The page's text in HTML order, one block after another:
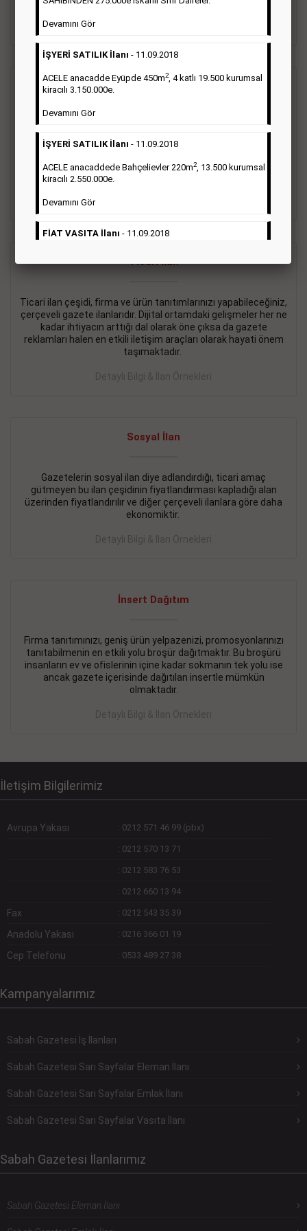
Detaylı Bilgi & İlan Örnekleri
Vasıta İlanı
Sarı sayfa ilanlar alım- satım, duyuru, mini reklam şeklinde
ifade edilebilen ilanlardır. Gazetelerin tirajını önemli ölçüde
etkilerler ve gazete gelirlerinin de önemli bir bölümünü
oluştururlar.Sabah sarı sayfa eleman ilanlarında 6 kelime
sayısı şartı aranmamaktadır.
Detaylı Bilgi & İlan Örnekleri
Ticari İlan
Ticari ilan çeşidi, firma ve ürün tanıtımlarınızı yapabileceğiniz,
çerçeveli gazete ilanlarıdır. Dijital ortamdaki gelişmeler her ne
kadar ihtiyacın arttığı dal olarak öne çıksa da gazete
reklamları halen en etkili iletişim araçları olarak hayati önem
taşımaktadır.
Detaylı Bilgi & İlan Örnekleri
Sosyal İlan
Gazetelerin sosyal ilan diye adlandırdığı, ticari amaç
gütmeyen bu ilan çeşidinin fiyatlandırması kapladığı alan
üzerinden fiyatlandırılır ve diğer çerçeveli ilanlara göre daha
ekonomiktir.
Detaylı Bilgi & İlan Örnekleri
İnsert Dağıtım
Firma tanıtımınızı, geniş ürün yelpazenizi, promosyonlarınızı
tanıtabilmenin en etkili yolu broşür dağıtmaktır. Bu broşürü
insanların ev ve ofislerinin içine kadar sokmanın tek yolu ise
ancak gazete içerisinde dağıtılan insertle mümkün
olmaktadır.
Detaylı Bilgi & İlan Örnekleri
İletişim Bilgilerimiz
Avrupa Yakası : 0212 571 46 99 (pbx)
: 0212 570 13 71
: 0212 583 76 53
: 0212 660 13 94
Fax : 0212 543 35 39
Anadolu Yakası : 0216 366 01 19
Cep Telefonu : 0533 489 27 38
Kampanyalarımız
Sabah Gazetesi İş İlanları
Sabah Gazetesi Sarı Sayfalar Eleman İlanı
Sabah Gazetesi Sarı Sayfalar Emlak İlanı
Sabah Gazetesi Sarı Sayfalar Vasıta İlanı
Sabah Gazetesi İlanlarımız
Sabah Gazetesi Eleman İlanı
Devamını Gör
İŞYERİ SATILIK İlanı - 11.09.2018
ACELE anacadde Eyüpde 450m2, 4 katlı 19.500 kurumsal
kiracılı 3.150.000e.
Devamını Gör
İŞYERİ SATILIK İlanı - 11.09.2018
ACELE anacaddede Bahçelievler 220m2, 13.500 kurumsal
kiracılı 2.550.000e.
Devamını Gör
FİAT VASITA İlanı - 11.09.2018
2.800.000e kurumsal mağaza.
BAKIRKÖY SATILIK İlanı- 11.09.2018
KARTALTEPEde kelepir 2+ 1 satılık daire
İŞYERİ KİRALIK İlanı - 11.09.2018
BEYLİKDÜZÜ Kavaklıda 4 katlı bina
DEVREMÜLK KİRALIK İlanı- 11.09.2018
SİNYE Tekstile Şoförlüğü olan 35 yaşını aşmamış, Depo
elemanı alınacaktır. Osmanbey, Şişli
Devamını Gör